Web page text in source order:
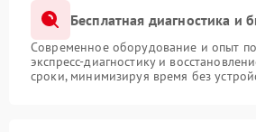
Бесплатная диагностика и
Современное оборудование и опыт
экспресс-диагностику и
сроки, минимизируя время без